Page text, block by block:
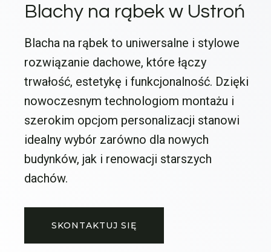
Blachy na rąbek w Ustroń
Blacha na rąbek to uniwersalne i stylowe
rozwiązanie dachowe, które łączy
trwałość, estetykę i funkcjonalność. Dzięki
nowoczesnym technologiom montażu i
szerokim opcjom personalizacji stanowi
idealny wybór zarówno dla nowych
budynków, jak i renowacji starszych
dachów.
SKONTAKTUJ SIĘ